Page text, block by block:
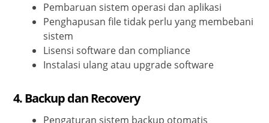
Pembaruan sistem operasi dan aplikasi
Penghapusan file tidak perlu yang membebani
sistem
Lisensi software dan compliance
Instalasi ulang atau upgrade software
4.Backup dan Recovery
Pengaturan sistem backup otomatis